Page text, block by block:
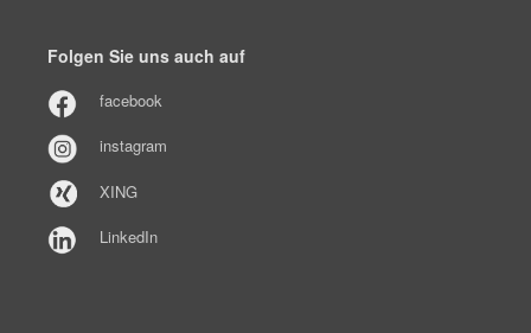
Folgen Sie uns auch auf
facebook
instagram
XING
LinkedIn